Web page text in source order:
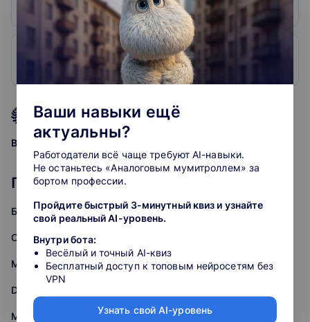
4.9 999
2. GeekBrains
4.9 2606
4.8 рейтинг подборки
Ваша оценка: gradegrade
Популярные курсы: Аналитика
Бизнес-аналитика
Системная аналитика
Математика
Data Engineering
Математика для Data Science
Ваши навыки ещё
актуальны?
Работодатели всё чаще требуют AI-навыки.
Не останьтесь «Аналоговым мумитроллем» за
бортом профессии.
Пройдите быстрый 3-минутный квиз и узнайте
свой реальный AI-уровень.
Внутри бота:
Весёлый и точный AI-квиз
Бесплатный доступ к топовым нейросетям без
VPN
Узнать свой AI-уровень